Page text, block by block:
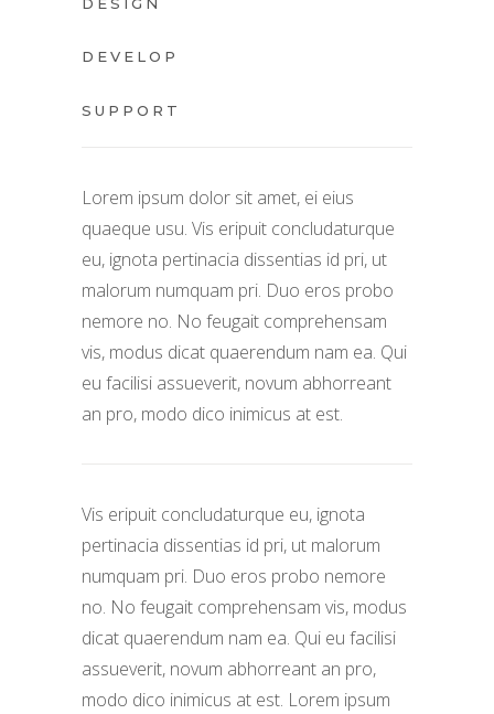
DEVELOP
SUPPORT
Lorem ipsum dolor sit amet, ei eius
quaeque usu. Vis eripuit concludaturque
eu, ignota pertinacia dissentias id pri, ut
malorum numquam pri. Duo eros probo
nemore no. No feugait comprehensam
vis, modus dicat quaerendum nam ea. Qui
eu facilisi assueverit, novum abhorreant
an pro, modo dico inimicus at est.
Vis eripuit concludaturque eu, ignota
pertinacia dissentias id pri, ut malorum
numquam pri. Duo eros probo nemore
no. No feugait comprehensam vis, modus
dicat quaerendum nam ea. Qui eu facilisi
assueverit, novum abhorreant an pro,
modo dico inimicus at est. Lorem ipsum